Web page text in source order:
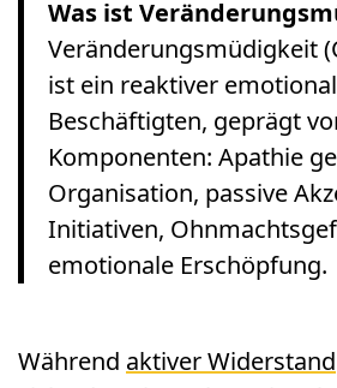
Was ist
Veränderungsmüdigkeit
ist ein reaktiver
Beschäftigten, geprägt
Komponenten: Apathie
Organisation, passive
Initiativen,
emotionale Erschöpfung.
Während aktiver Widerstand